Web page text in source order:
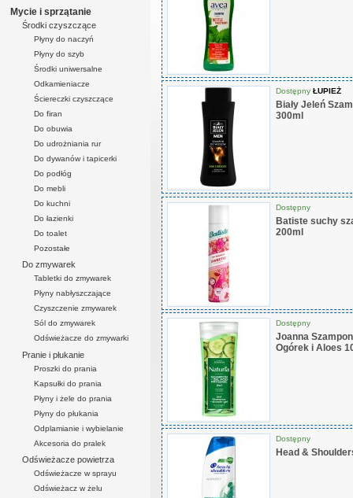
Mycie i sprzątanie
Środki czyszczące
Płyny do naczyń
Płyny do szyb
Środki uniwersalne
Odkamieniacze
Ściereczki czyszczące
Do firan
Do obuwia
Do udrożniania rur
Do dywanów i tapicerki
Do podłóg
Do mebli
Do kuchni
Do łazienki
Do toalet
Pozostałe
Do zmywarek
Tabletki do zmywarek
Płyny nabłyszczające
Czyszczenie zmywarek
Sól do zmywarek
Odświeżacze do zmywarki
Pranie i płukanie
Proszki do prania
Kapsułki do prania
Płyny i żele do prania
Płyny do płukania
Odplamianie i wybielanie
Akcesoria do pralek
Odświeżacze powietrza
Odświeżacze w sprayu
Odświeżacz w żelu
Dostępny ŁUPIEŻ
Biały Jeleń
300ml
Dostępny
Batiste suchy
200ml
Dostępny
Joanna
Ogórek i Aloes
Dostępny
Head &